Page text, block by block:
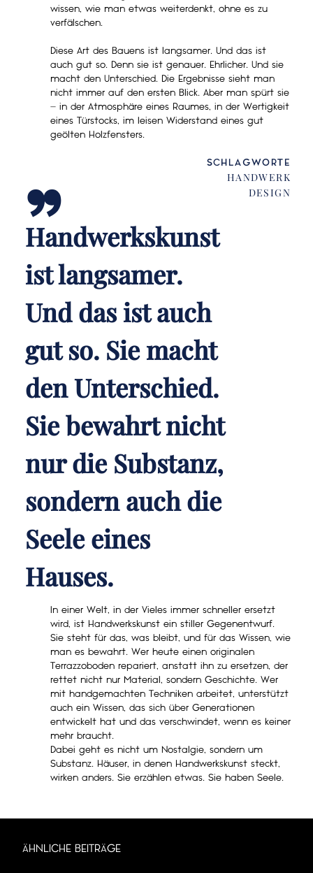
wissen, wie man etwas weiterdenkt, ohne es zu
verfälschen.
Diese Art des Bauens ist langsamer. Und das ist
auch gut so. Denn sie ist genauer. Ehrlicher. Und sie
macht den Unterschied. Die Ergebnisse sieht man
nicht immer auf den ersten Blick. Aber man spürt sie
– in der Atmosphäre eines Raumes, in der Wertigkeit
eines Türstocks, im leisen Widerstand eines gut
geölten Holzfensters.
SCHLAGWORTE
HANDWERK
DESIGN
„
Handwerkskunst
ist langsamer.
Und das ist auch
gut so. Sie macht
den Unterschied.
Sie bewahrt nicht
nur die Substanz,
sondern auch die
Seele eines
Hauses.
In einer Welt, in der Vieles immer schneller ersetzt
wird, ist Handwerkskunst ein stiller Gegenentwurf.
Sie steht für das, was bleibt, und für das Wissen, wie
man es bewahrt. Wer heute einen originalen
Terrazzoboden repariert, anstatt ihn zu ersetzen, der
rettet nicht nur Material, sondern Geschichte. Wer
mit handgemachten Techniken arbeitet, unterstützt
auch ein Wissen, das sich über Generationen
entwickelt hat und das verschwindet, wenn es keiner
mehr braucht.
Dabei geht es nicht um Nostalgie, sondern um
Substanz. Häuser, in denen Handwerkskunst steckt,
wirken anders. Sie erzählen etwas. Sie haben Seele.
ÄHNLICHE BEITRÄGE